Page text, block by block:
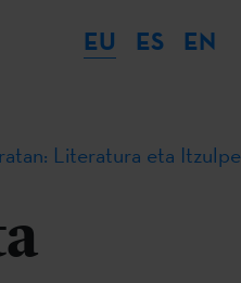
EU ES EN
Literatura eta